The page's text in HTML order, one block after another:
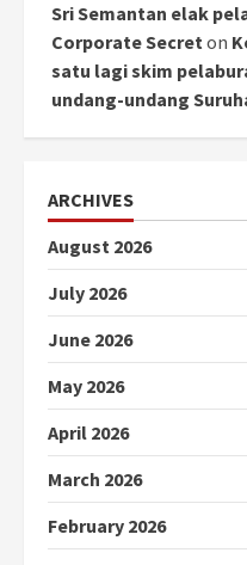
Sri Semantan elak
Corporate Secreton
satu lagi skim
undang-undang
ARCHIVES
August 2026
July 2026
June 2026
May 2026
April 2026
March 2026
February 2026